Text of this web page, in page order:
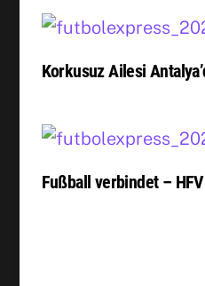
Korkusuz Ailesi
Fußball verbindet –